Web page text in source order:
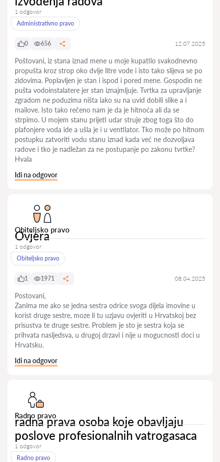
1 odgovor
Administrativno pravo
0 656 12.07.2025
Poštovani, iz stana iznad mene u moje kupatilo svakodnevno
propušta kroz strop oko dvije litre vode i isto tako slijeva se po
zidovima. Poplavljen je stan i ispod i pored mene. Gospodin ne
pušta vodoinstalatere jer stan iznajmljuje. Tvrtka za upravljanje
zgradom ne poduzima ništa iako su na uvid dobili slike a i
mailove. Isto tako rečeno nam je da je hitnoća ali da se
strpimo. U mojem stanu prijeti udar struje zbog toga što do
plafonjere voda ide a ušla je i u ventilator. Tko može po hitnom
postupku zatvoriti vodu stanu iznad kada već ne dozvoljava
radove i tko je nadležan za ne postupanje po zakonu tvrtke?
Hvala
Idi na odgovor
Obiteljsko pravo
Ovjera
1 odgovor
Obiteljsko pravo
1 1971 08.04.2025
Postovani,
Zanima me ako se jedna sestra odrice svoga dijela imovine u
korist druge sestre, moze li tu uzjavu ovjeriti u Hrvatskoj bez
prisustva te druge sestre. Problem je sto je sestra koja se
prihvata nasljedsva, u drugoj drzavi i nije u mogucnosti doci u
Hrvatsku.
Idi na odgovor
Radno pravo
radna prava osoba koje obavljaju
poslove profesionalnih vatrogasaca
1 odgovor
Radno pravo